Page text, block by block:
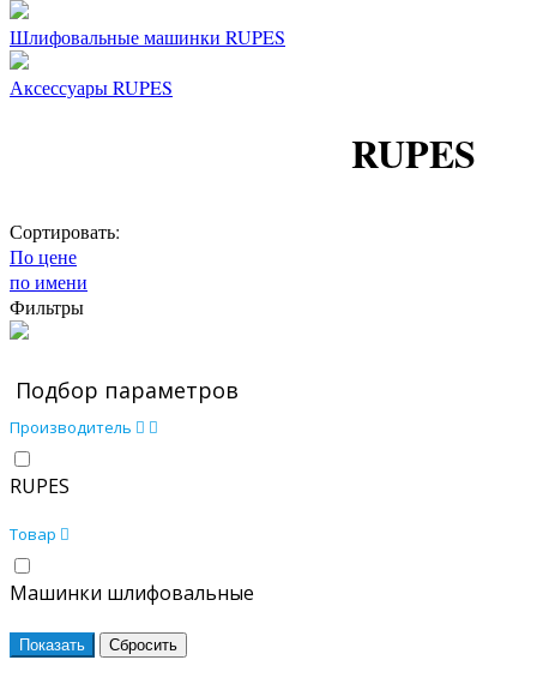
Шлифовальные машинки RUPES
Аксессуары RUPES
RUPES
Сортировать:
По цене
по имени
Фильтры
Подбор параметров
Производитель
RUPES
Товар
Машинки шлифовальные